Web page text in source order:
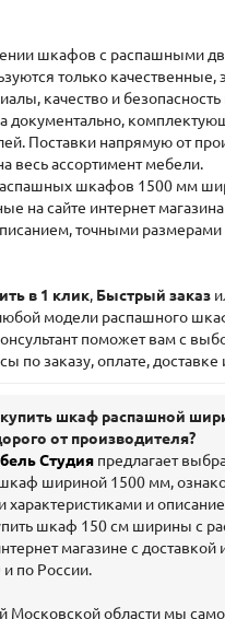
шкафов с распашными
только качественные,
качество и
документально,
Поставки напрямую от
весь ассортимент мебели.
шкафов 1500 мм
на сайте интернет
точными размерами
в 1 клик, Быстрый заказ
модели распашного
поможет вам с
по заказу, оплате, доставке
шкаф распашной
от производителя?
Студия предлагает
шириной 1500 мм,
и
шкаф 150 см ширины с
магазине с доставкой
по России.
Московской области мы